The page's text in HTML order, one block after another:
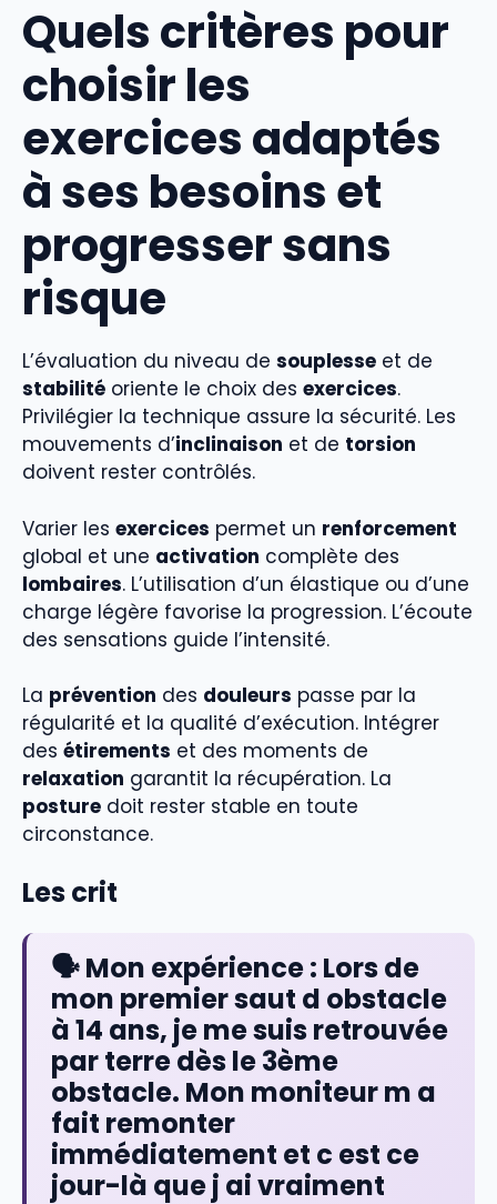
Quels critères pour
choisir les
exercices adaptés
à ses besoins et
progresser sans
risque
L’évaluation du niveau de souplesse et de
stabilité oriente le choix des exercices.
Privilégier la technique assure la sécurité. Les
mouvements d’inclinaison et de torsion
doivent rester contrôlés.
Varier les exercices permet un renforcement
global et une activation complète des
lombaires. L’utilisation d’un élastique ou d’une
charge légère favorise la progression. L’écoute
des sensations guide l’intensité.
La prévention des douleurs passe par la
régularité et la qualité d’exécution. Intégrer
des étirements et des moments de
relaxation garantit la récupération. La
posture doit rester stable en toute
circonstance.
Les crit
🗣️ Mon expérience : Lors de
mon premier saut d obstacle
à 14 ans, je me suis retrouvée
par terre dès le 3ème
obstacle. Mon moniteur m a
fait remonter
immédiatement et c est ce
jour-là que j ai vraiment